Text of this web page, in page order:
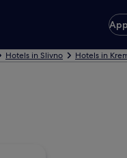
Hotels in Slivno Hotels in